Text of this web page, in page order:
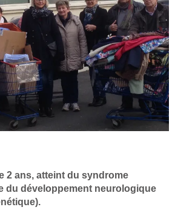
2 ans, atteint du syndrome
du développement neurologique